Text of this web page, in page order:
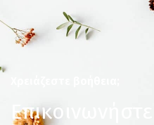
Επικοινωνήστε